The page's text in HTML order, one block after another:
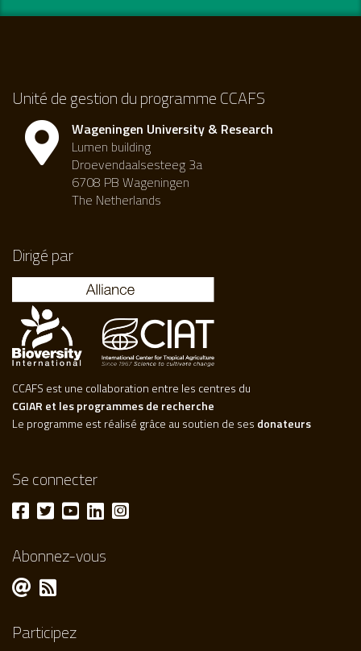
Unité de gestion du programme CCAFS
Wageningen University & Research
Lumen building
Droevendaalsesteeg 3a
6708 PB Wageningen
The Netherlands
Dirigé par
CCAFS est une collaboration entre les centres du
CGIAR et les programmes de recherche
Le programme est réalisé grâce au soutien de ses donateurs
Se connecter
Abonnez-vous
Participez